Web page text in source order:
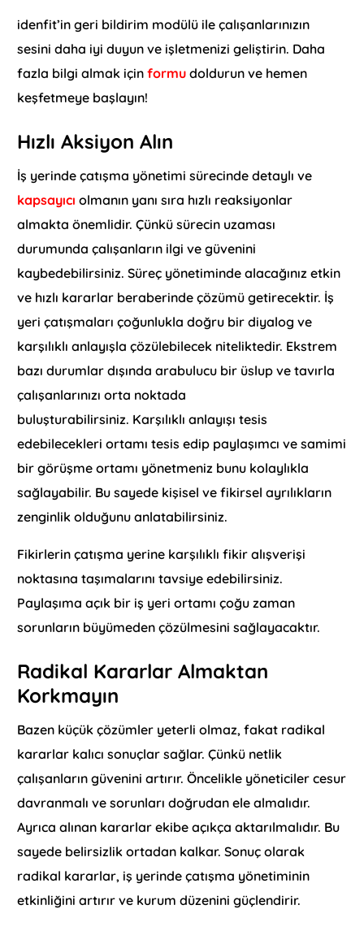
idenfit’in geri bildirim modülü ile çalışanlarınızın
sesini daha iyi duyun ve işletmenizi geliştirin. Daha
fazla bilgi almak içinformu doldurun ve hemen
keşfetmeye başlayın!
Hızlı Aksiyon Alın
İş yerinde çatışma yönetimi sürecinde detaylı ve
kapsayıcı olmanın yanı sıra hızlı reaksiyonlar
almakta önemlidir. Çünkü sürecin uzaması
durumunda çalışanların ilgi ve güvenini
kaybedebilirsiniz. Süreç yönetiminde alacağınız etkin
ve hızlı kararlar beraberinde çözümü getirecektir. İş
yeri çatışmaları çoğunlukla doğru bir diyalog ve
karşılıklı anlayışla çözülebilecek niteliktedir. Ekstrem
bazı durumlar dışında arabulucu bir üslup ve tavırla
çalışanlarınızı orta noktada
buluşturabilirsiniz. Karşılıklı anlayışı tesis
edebilecekleri ortamı tesis edip paylaşımcı ve samimi
bir görüşme ortamı yönetmeniz bunu kolaylıkla
sağlayabilir. Bu sayede kişisel ve fikirsel ayrılıkların
zenginlik olduğunu anlatabilirsiniz.
Fikirlerin çatışma yerine karşılıklı fikir alışverişi
noktasına taşımalarını tavsiye edebilirsiniz.
Paylaşıma açık bir iş yeri ortamı çoğu zaman
sorunların büyümeden çözülmesini sağlayacaktır.
Radikal Kararlar Almaktan
Korkmayın
Bazen küçük çözümler yeterli olmaz, fakat radikal
kararlar kalıcı sonuçlar sağlar. Çünkü netlik
çalışanların güvenini artırır. Öncelikle yöneticiler cesur
davranmalı ve sorunları doğrudan ele almalıdır.
Ayrıca alınan kararlar ekibe açıkça aktarılmalıdır. Bu
sayede belirsizlik ortadan kalkar. Sonuç olarak
radikal kararlar, iş yerinde çatışma yönetiminin
etkinliğini artırır ve kurum düzenini güçlendirir.